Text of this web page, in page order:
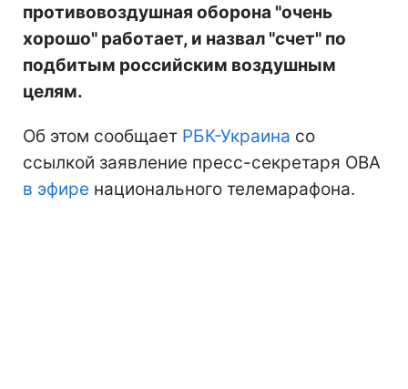
противовоздушная оборона "очень
хорошо" работает, и назвал "счет" по
подбитым российским воздушным
целям.
Об этом сообщает РБК-Украина со
ссылкой заявление пресс-секретаря ОВА
в эфире национального телемарафона.